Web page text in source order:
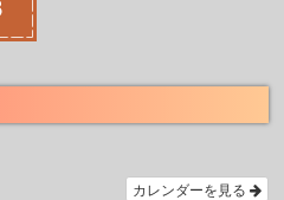
カレンダーを見る